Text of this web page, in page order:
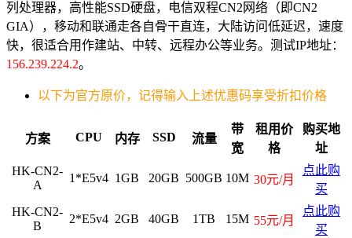
列处理器，高性能SSD硬盘，电信双程CN2网络（即CN2
GIA），移动和联通走各自骨干直连，大陆访问低延迟，速度
快，很适合用作建站、中转、远程办公等业务。测试IP地址：
156.239.224.2。
以下为官方原价，记得输入上述优惠码享受折扣价格
方案 CPU 内存 SSD 流量
带
宽
租用价
格
购买地
址
HK-CN2-
A
1*E5v4 1GB 20GB 500GB 10M 30元/月
点此购
买
HK-CN2-
B
2*E5v4 2GB 40GB 1TB 15M 55元/月
点此购
买